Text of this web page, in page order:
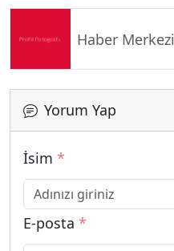
Haber Merkezi
Yorum Yap
İsim *
E-posta *